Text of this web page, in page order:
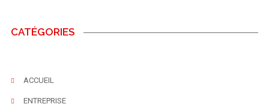
CATÉGORIES
ACCUEIL
ENTREPRISE